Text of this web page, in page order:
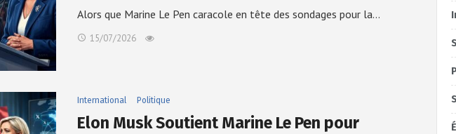
Alors que Marine Le Pen caracole en tête des sondages pour la…
15/07/2026
International Politique
Elon Musk Soutient Marine Le Pen pour